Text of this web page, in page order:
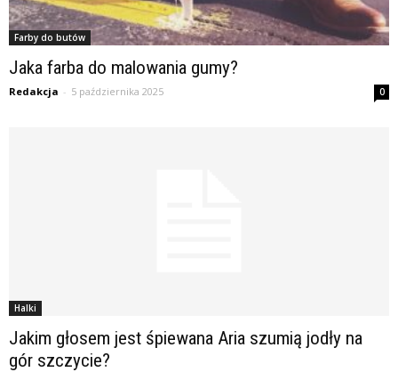
Farby do butów
Jaka farba do malowania gumy?
Redakcja - 5 października 2025 0
Halki
Jakim głosem jest śpiewana Aria szumią jodły na
gór szczycie?